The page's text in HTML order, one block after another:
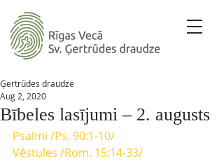
Bībeles lasījumi – 2. augusts
Ģertrūdes draudze
Aug 2, 2020
Psalmi /Ps. 90:1-10/
Vēstules /Rom. 15:14-33/